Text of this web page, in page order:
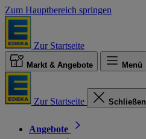
Zum Hauptbereich springen
Zur Startseite
Markt & Angebote Menü
Zur Startseite Schließen
Angebote